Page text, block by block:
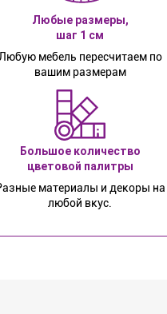
Любые размеры,
шаг 1 см
Любую мебель пересчитаем по
вашим размерам
Большое количество
цветовой палитры
материалы и декоры на
любой вкус.